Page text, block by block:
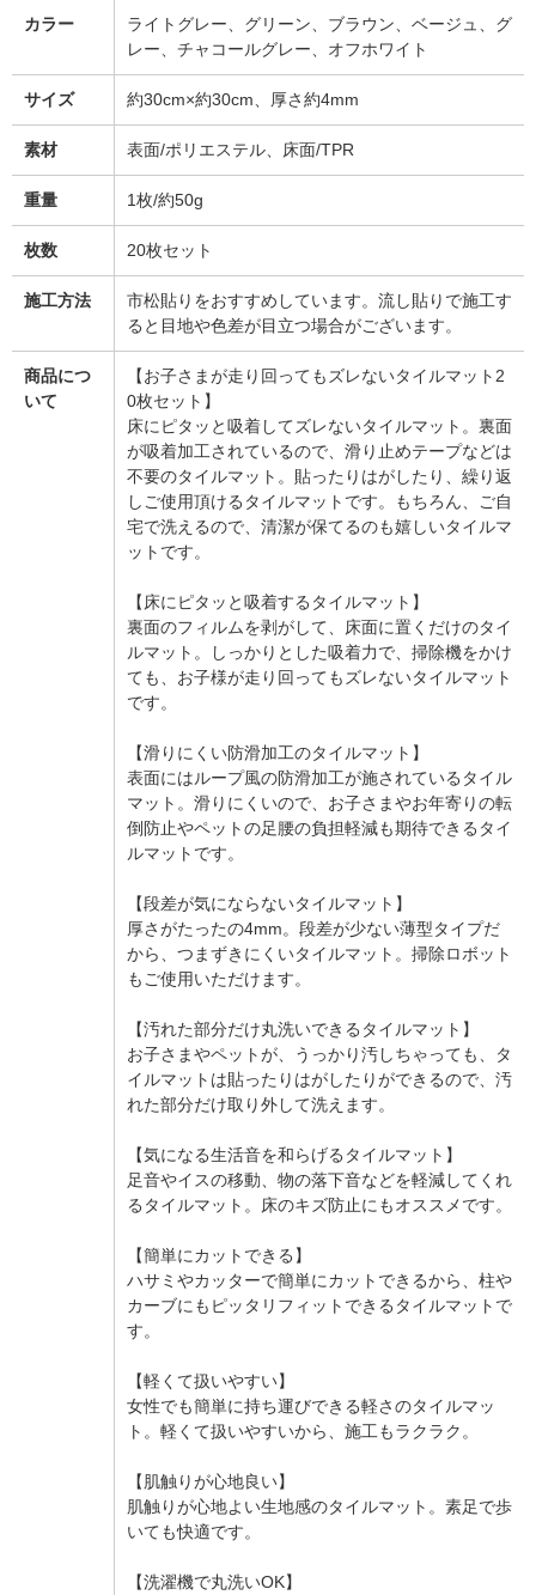
カラー
ライトグレー、グリーン、ブラウン、ベージュ、グ
レー、チャコールグレー、オフホワイト
サイズ 約30cm×約30cm、厚さ約4mm
素材 表面/ポリエステル、床面/TPR
重量 1枚/約50g
枚数 20枚セット
施工方法
市松貼りをおすすめしています。流し貼りで施工す
ると目地や色差が目立つ場合がございます。
商品につ
いて
【お子さまが走り回ってもズレないタイルマット2
0枚セット】
床にピタッと吸着してズレないタイルマット。裏面
が吸着加工されているので、滑り止めテープなどは
不要のタイルマット。貼ったりはがしたり、繰り返
しご使用頂けるタイルマットです。もちろん、ご自
宅で洗えるので、清潔が保てるのも嬉しいタイルマ
ットです。
【床にピタッと吸着するタイルマット】
裏面のフィルムを剥がして、床面に置くだけのタイ
ルマット。しっかりとした吸着力で、掃除機をかけ
ても、お子様が走り回ってもズレないタイルマット
です。
【滑りにくい防滑加工のタイルマット】
表面にはループ風の防滑加工が施されているタイル
マット。滑りにくいので、お子さまやお年寄りの転
倒防止やペットの足腰の負担軽減も期待できるタイ
ルマットです。
【段差が気にならないタイルマット】
厚さがたったの4mm。段差が少ない薄型タイプだ
から、つまずきにくいタイルマット。掃除ロボット
もご使用いただけます。
【汚れた部分だけ丸洗いできるタイルマット】
お子さまやペットが、うっかり汚しちゃっても、タ
イルマットは貼ったりはがしたりができるので、汚
れた部分だけ取り外して洗えます。
【気になる生活音を和らげるタイルマット】
足音やイスの移動、物の落下音などを軽減してくれ
るタイルマット。床のキズ防止にもオススメです。
【簡単にカットできる】
ハサミやカッターで簡単にカットできるから、柱や
カーブにもピッタリフィットできるタイルマットで
す。
【軽くて扱いやすい】
女性でも簡単に持ち運びできる軽さのタイルマッ
ト。軽くて扱いやすいから、施工もラクラク。
【肌触りが心地良い】
肌触りが心地よい生地感のタイルマット。素足で歩
いても快適です。
【洗濯機で丸洗いOK】